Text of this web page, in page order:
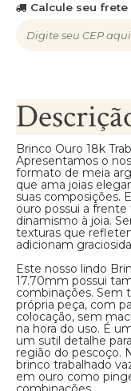
Calcule seu frete
Brinco Ouro 18k
Apresentamos o
formato de meia
que ama joias
suas composições.
ouro possui a
dinamismo à joia.
texturas que
adicionam
Este nosso lindo
17.70mm possui
combinações. Sem
própria peça, com
colocação, sem
na hora do uso. É
um sutil detalhe
região do pescoço.
brinco trabalhado
em ouro como